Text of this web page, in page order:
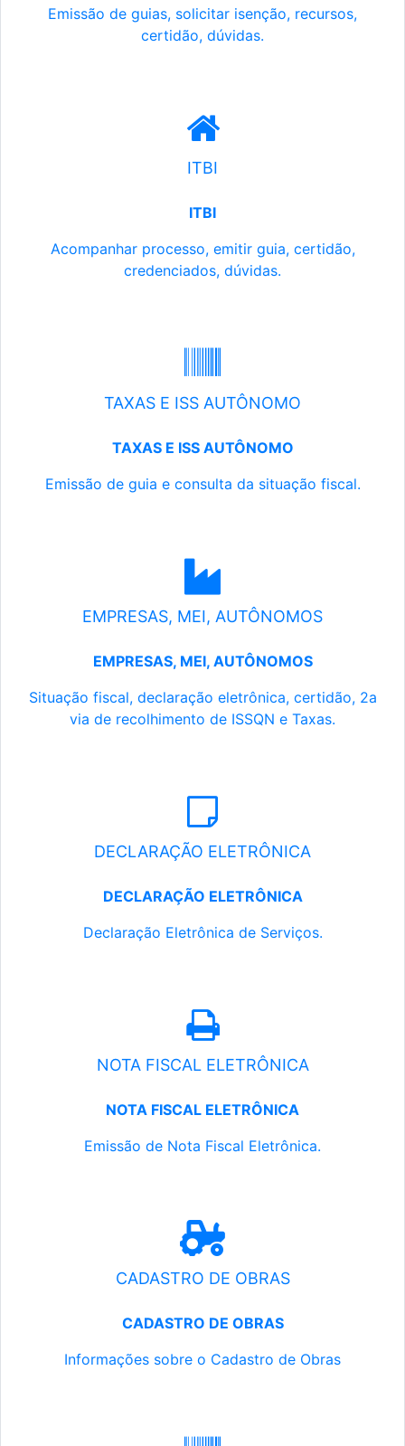
Emissão de guias, solicitar isenção, recursos,
certidão, dúvidas.
ITBI
ITBI
Acompanhar processo, emitir guia, certidão,
credenciados, dúvidas.
TAXAS E ISS AUTÔNOMO
TAXAS E ISS AUTÔNOMO
Emissão de guia e consulta da situação fiscal.
EMPRESAS, MEI, AUTÔNOMOS
EMPRESAS, MEI, AUTÔNOMOS
Situação fiscal, declaração eletrônica, certidão, 2a
via de recolhimento de ISSQN e Taxas.
DECLARAÇÃO ELETRÔNICA
DECLARAÇÃO ELETRÔNICA
Declaração Eletrônica de Serviços.
NOTA FISCAL ELETRÔNICA
NOTA FISCAL ELETRÔNICA
Emissão de Nota Fiscal Eletrônica.
CADASTRO DE OBRAS
CADASTRO DE OBRAS
Informações sobre o Cadastro de Obras